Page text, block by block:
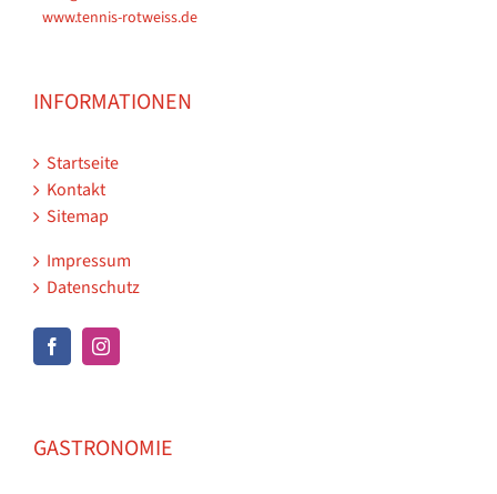
www.tennis-rotweiss.de
INFORMATIONEN
Startseite
Kontakt
Sitemap
Impressum
Datenschutz
GASTRONOMIE